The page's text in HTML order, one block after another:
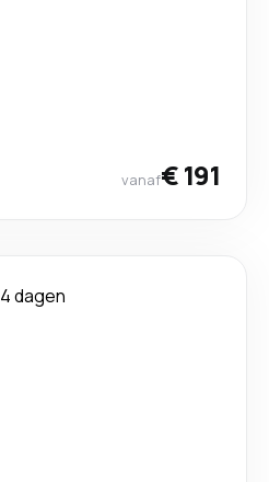
vanaf€ 191
4 dagen